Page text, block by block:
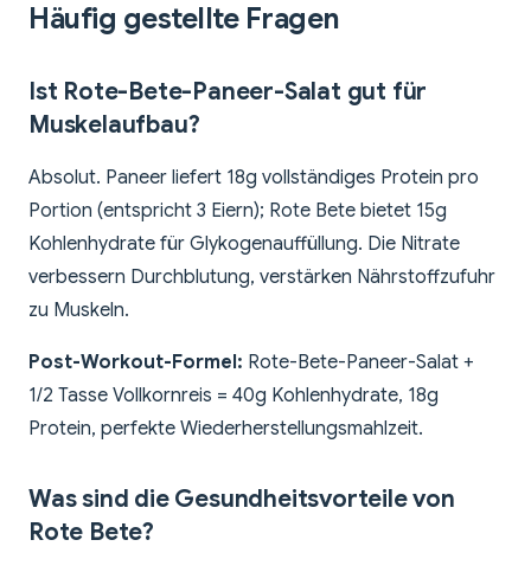
Häufig gestellte Fragen
Ist Rote-Bete-Paneer-Salat gut für
Muskelaufbau?
Absolut. Paneer liefert 18g vollständiges Protein pro
Portion (entspricht 3 Eiern); Rote Bete bietet 15g
Kohlenhydrate für Glykogenauffüllung. Die Nitrate
verbessern Durchblutung, verstärken Nährstoffzufuhr
zu Muskeln.
Post-Workout-Formel: Rote-Bete-Paneer-Salat +
1/2 Tasse Vollkornreis = 40g Kohlenhydrate, 18g
Protein, perfekte Wiederherstellungsmahlzeit.
Was sind die Gesundheitsvorteile von
Rote Bete?